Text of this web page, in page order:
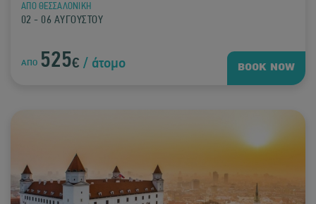
BOOK NOW
ΑΠΟ ΘΕΣΣΑΛΟΝΙΚΗ
02 - 06 ΑΥΓΟΥΣΤΟΥ
ΑΠΟ 525€ / άτομο